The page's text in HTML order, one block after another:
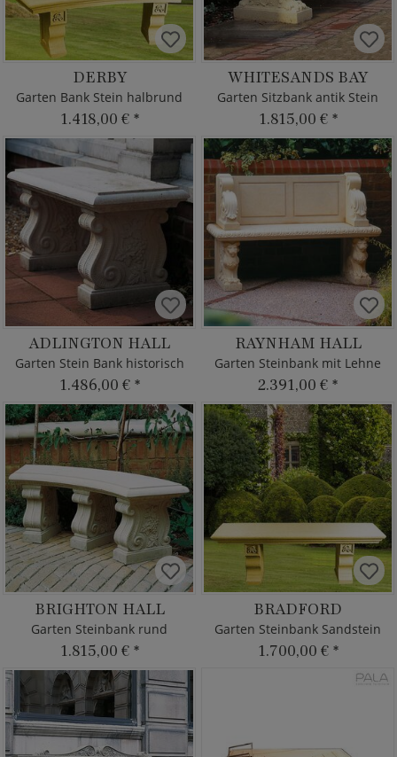
DERBY
Garten Bank Stein halbrund
1.418,00 € *
WHITESANDS BAY
Garten Sitzbank antik Stein
1.815,00 € *
ADLINGTON HALL
Garten Stein Bank historisch
1.486,00 € *
RAYNHAM HALL
Garten Steinbank mit Lehne
2.391,00 € *
BRIGHTON HALL
Garten Steinbank rund
1.815,00 € *
BRADFORD
Garten Steinbank Sandstein
1.700,00 € *